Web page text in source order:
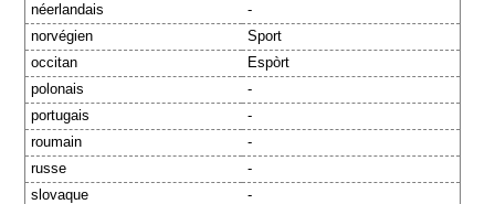
néerlandais
-
norvégien
Sport
occitan
Espòrt
polonais
-
portugais
-
roumain
-
russe
-
slovaque
-